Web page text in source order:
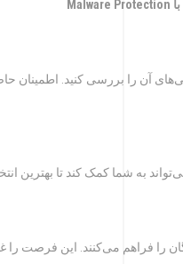
با Malware Protection
به شما کمک کند تا بهترین